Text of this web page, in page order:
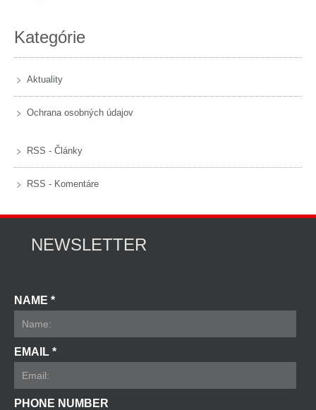
Kategórie
Aktuality
Ochrana osobných údajov
RSS - Články
RSS - Komentáre
NEWSLETTER
NAME *
EMAIL *
PHONE NUMBER